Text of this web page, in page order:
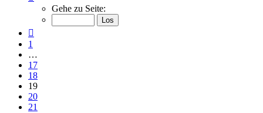
19
von
Gehe zu Seite:
1
…
17
18
19
20
21